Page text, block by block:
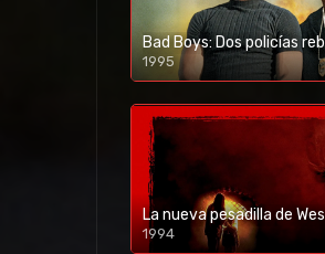
1995
1080p/720p
1994
1080p/720p